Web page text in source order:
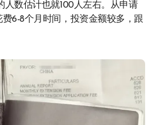
人数估计也就100人左右。从申请
6-8个月时间，投资金额较多，跟